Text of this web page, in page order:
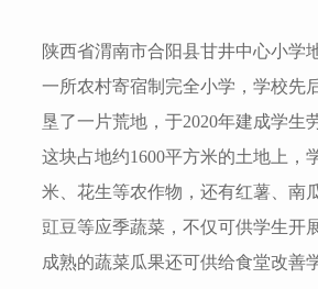
陕西省渭南市合阳县甘井中心小学
一所农村寄宿制完全小学，学校先
垦了一片荒地，于2020年建成学生
这块占地约1600平方米的土地上，
米、花生等农作物，还有红薯、南
豇豆等应季蔬菜，不仅可供学生开
成熟的蔬菜瓜果还可供给食堂改善